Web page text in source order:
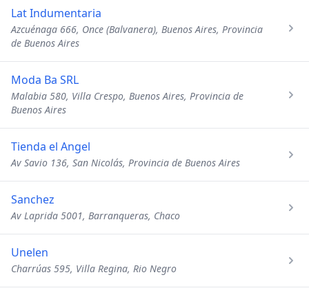
Lat Indumentaria
Azcuénaga 666, Once (Balvanera), Buenos Aires, Provincia
de Buenos Aires
Moda Ba SRL
Malabia 580, Villa Crespo, Buenos Aires, Provincia de
Buenos Aires
Tienda el Angel
Av Savio 136, San Nicolás, Provincia de Buenos Aires
Sanchez
Av Laprida 5001, Barranqueras, Chaco
Unelen
Charrúas 595, Villa Regina, Rio Negro